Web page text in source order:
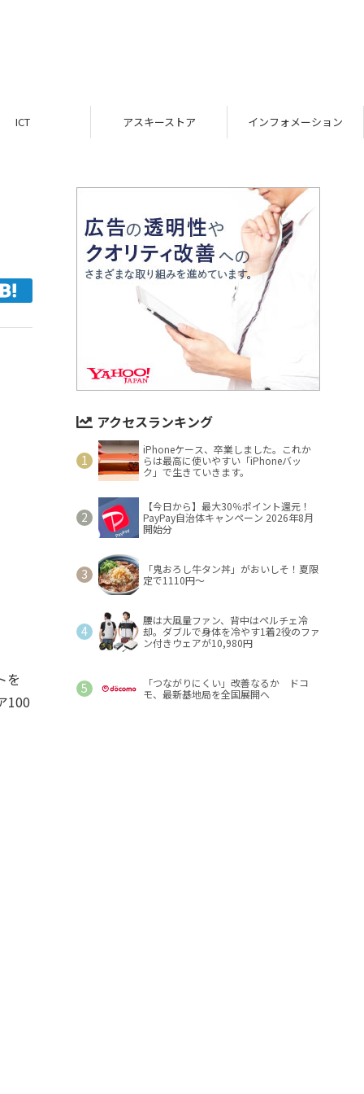
ICT アスキーストア インフォメーション
を
100
アクセスランキング
iPhoneケース、卒業しました。これか
らは最高に使いやすい「iPhoneバッ
ク」で生きていきます。
【今日から】最大30％ポイント還元！
PayPay自治体キャンペーン 2026年8月
開始分
「鬼おろし牛タン丼」がおいしそ！夏限
定で1110円～
腰は大風量ファン、背中はペルチェ冷
却。ダブルで身体を冷やす1着2役のファ
ン付きウェアが10,980円
「つながりにくい」改善なるか ドコ
モ、最新基地局を全国展開へ